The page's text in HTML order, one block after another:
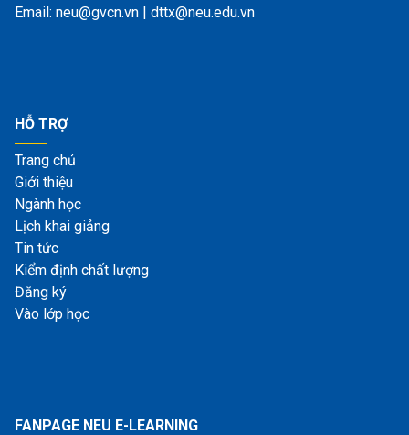
Email: neu@gvcn.vn | dttx@neu.edu.vn
HỖ TRỢ
Trang chủ
Giới thiệu
Ngành học
Lịch khai giảng
Tin tức
Kiểm định chất lượng
Đăng ký
Vào lớp học
FANPAGE NEU E-LEARNING